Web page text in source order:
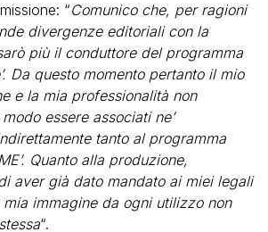
“Comunico che, per ragioni
divergenze editoriali con la
più il conduttore del programma
Da questo momento pertanto il mio
e la mia professionalità non
essere associati ne’
tanto al programma
Quanto alla produzione,
aver già dato mandato ai miei legali
immagine da ogni utilizzo non
“.